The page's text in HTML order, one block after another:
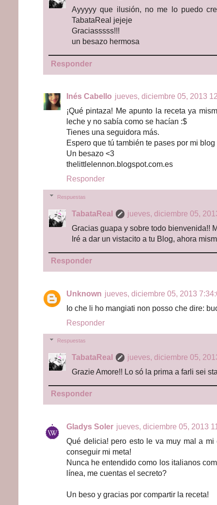
Ayyyyy que ilusión, no me lo puedo
TabataReal jejeje
Graciasssss!!!
un besazo hermosa
Responder
Inés Cabello jueves, diciembre 05, 2013
¡Qué pintaza! Me apunto la receta ya
leche y no sabía como se hacían :$
Tienes una seguidora más.
Espero que tú también te pases por mi
Un besazo <3
thelittlelennon.blogspot.com.es
Responder
Respuestas
TabataReal
jueves, diciembre 05,
Gracias guapa y sobre todo bienvenida!!
Iré a dar un vistacito a tu Blog, ahora
Responder
Unknown jueves, diciembre 05, 2013
Io che li ho mangiati non posso che dire:
Responder
Respuestas
TabataReal
jueves, diciembre 05,
Grazie Amore!! Lo só la prima a farli sei
Responder
Gladys Soler jueves, diciembre 05, 2013
Qué delicia! pero esto le va muy mal a
conseguir mi meta!
Nunca he entendido como los italianos
línea, me cuentas el secreto?
Un beso y gracias por compartir la receta!